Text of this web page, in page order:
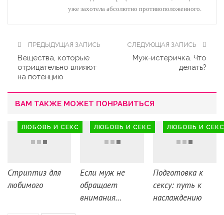
уже захотела абсолютно противоположенного.
ПРЕДЫДУЩАЯ ЗАПИСЬ
Вещества, которые
отрицательно влияют
на потенцию
СЛЕДУЮЩАЯ ЗАПИСЬ
Муж-истеричка. Что
делать?
ВАМ ТАКЖЕ МОЖЕТ ПОНРАВИТЬСЯ
ЛЮБОВЬ И СЕКС
Стриптиз для
любимого
ЛЮБОВЬ И СЕКС
Если муж не
обращает
внимания…
ЛЮБОВЬ И СЕКС
Подготовка к
сексу: путь к
наслаждению